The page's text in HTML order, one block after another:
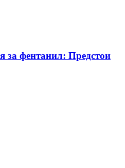
за фентанил: Предстои